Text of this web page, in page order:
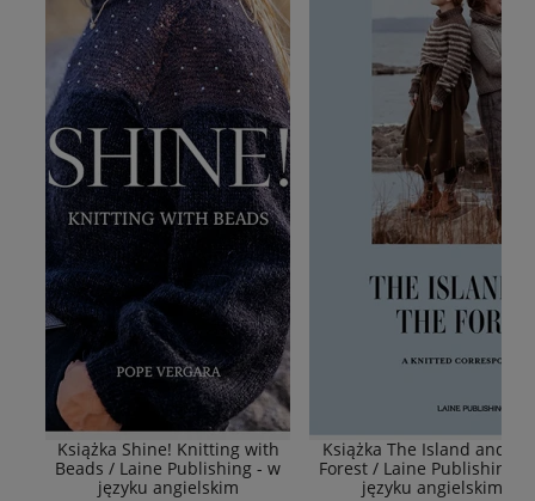
Książka Shine! Knitting with
Beads / Laine Publishing - w
języku angielskim
Książka The Island and
Forest / Laine Publishing -
języku angielskim